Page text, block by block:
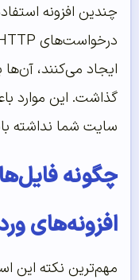
چندین افزونه
ایجاد می‌کنند، آن‌‌ها
گذاشت. این موارد
سایت شما نداشته
چگونه
افزونه‌های
مهم‌ترین نکته این